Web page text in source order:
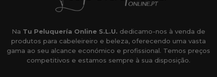
Na Tu Peluquería Online S.L.U. dedicamo-nos à venda de
produtos para cabeleireiro e beleza, oferecendo uma vasta
gama ao seu alcance económico e profissional. Temos preços
competitivos e estamos sempre à sua disposição.